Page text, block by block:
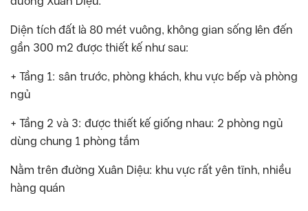
Diện tích đất là 80 mét vuông, không gian sống lên đến
gần 300 m2 được thiết kế như sau:
+ Tầng 1: sân trước, phòng khách, khu vực bếp và phòng
ngủ
+ Tầng 2 và 3: được thiết kế giống nhau: 2 phòng ngủ
dùng chung 1 phòng tắm
Nằm trên đường Xuân Diệu: khu vực rất yên tĩnh, nhiều
hàng quán